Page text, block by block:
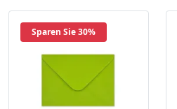
Sparen Sie 30%